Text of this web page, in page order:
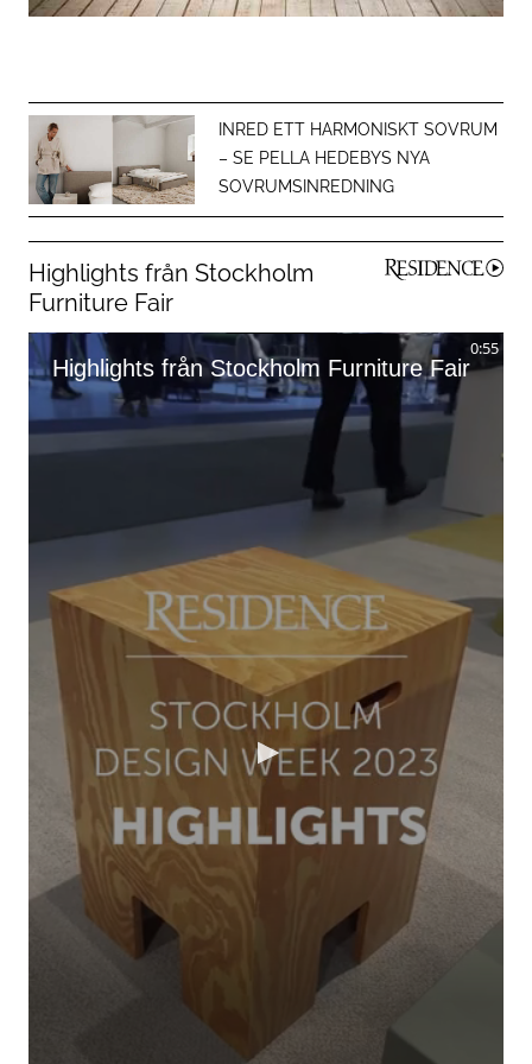
INRED ETT HARMONISKT SOVRUM
– SE PELLA HEDEBYS NYA
SOVRUMSINREDNING
Highlights från Stockholm
Furniture Fair
0:55
Highlights från Stockholm Furniture Fair